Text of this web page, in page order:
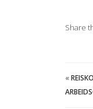
Share
«